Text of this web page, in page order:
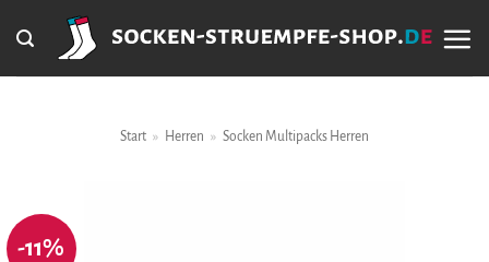
Inhalt
springen
Start » Herren » Socken Multipacks Herren
-11%